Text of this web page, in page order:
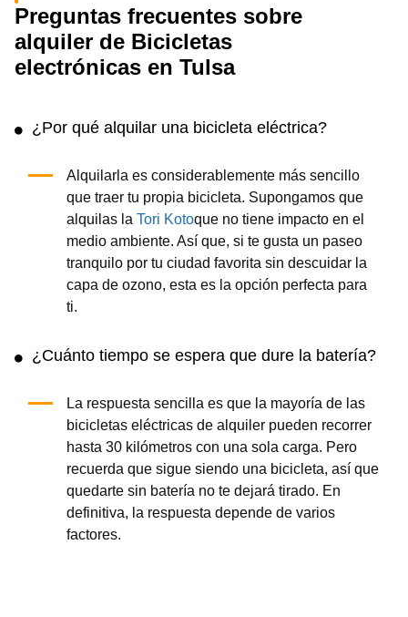
Preguntas frecuentes sobre
alquiler de Bicicletas
electrónicas en Tulsa
¿Por qué alquilar una bicicleta eléctrica?
Alquilarla es considerablemente más sencillo
que traer tu propia bicicleta. Supongamos que
alquilas la Tori Kotoque no tiene impacto en el
medio ambiente. Así que, si te gusta un paseo
tranquilo por tu ciudad favorita sin descuidar la
capa de ozono, esta es la opción perfecta para
ti.
¿Cuánto tiempo se espera que dure la batería?
La respuesta sencilla es que la mayoría de las
bicicletas eléctricas de alquiler pueden recorrer
hasta 30 kilómetros con una sola carga. Pero
recuerda que sigue siendo una bicicleta, así que
quedarte sin batería no te dejará tirado. En
definitiva, la respuesta depende de varios
factores.